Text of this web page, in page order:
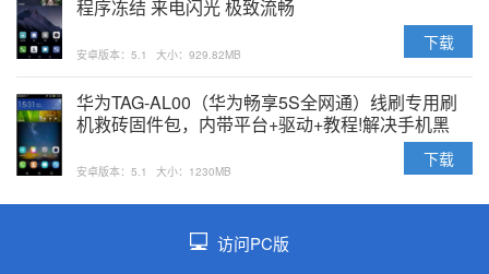
程序冻结 来电闪光 极致流畅
安卓版本：5.1 大小：929.82MB
下载
华为TAG-AL00（华为畅享5S全网通）线刷专用刷
机救砖固件包，内带平台+驱动+教程!解决手机黑
安卓版本：5.1 大小：1230MB
下载
访问PC版